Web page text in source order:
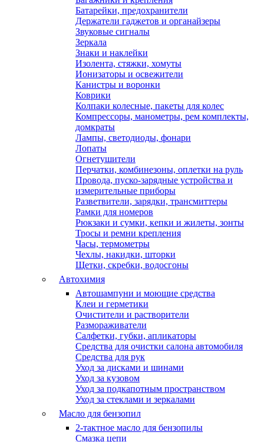
Батарейки, предохранители
Держатели гаджетов и органайзеры
Звуковые сигналы
Зеркала
Знаки и наклейки
Изолента, стяжки, хомуты
Ионизаторы и освежители
Канистры и воронки
Коврики
Колпаки колесные, пакеты для колес
Компрессоры, манометры, рем комплекты,
домкраты
Лампы, светодиоды, фонари
Лопаты
Огнетушители
Перчатки, комбинезоны, оплетки на руль
Провода, пуско-зарядные устройства и
измерительные приборы
Разветвители, зарядки, трансмиттеры
Рамки для номеров
Рюкзаки и сумки, кепки и жилеты, зонты
Тросы и ремни крепления
Часы, термометры
Чехлы, накидки, шторки
Щетки, скребки, водосгоны
Автохимия
Автошампуни и моющие средства
Клеи и герметики
Очистители и растворители
Размораживатели
Салфетки, губки, апликаторы
Средства для очистки салона автомобиля
Средства для рук
Уход за дисками и шинами
Уход за кузовом
Уход за подкапотным пространством
Уход за стеклами и зеркалами
Масло для бензопил
2-тактное масло для бензопилы
Cмазка цепи